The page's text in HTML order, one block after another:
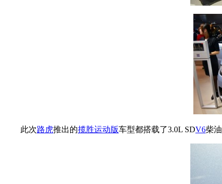
此次路虎推出的揽胜运动版车型都搭载了3.0L SDV6柴油